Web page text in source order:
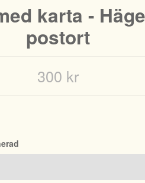
karta -
postort
300 kr